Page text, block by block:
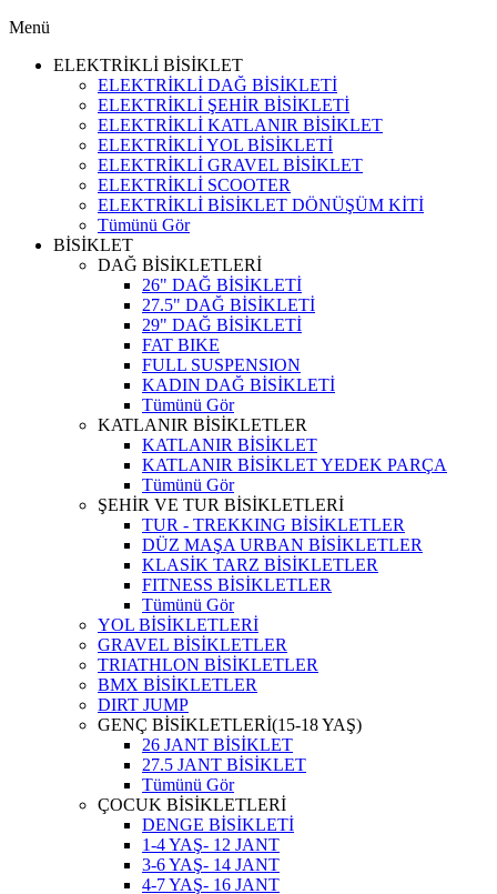
Menü
ELEKTRİKLİ BİSİKLET
ELEKTRİKLİ DAĞ BİSİKLETİ
ELEKTRİKLİ ŞEHİR BİSİKLETİ
ELEKTRİKLİ KATLANIR BİSİKLET
ELEKTRİKLİ YOL BİSİKLETİ
ELEKTRİKLİ GRAVEL BİSİKLET
ELEKTRİKLİ SCOOTER
ELEKTRİKLİ BİSİKLET DÖNÜŞÜM KİTİ
Tümünü Gör
BİSİKLET
DAĞ BİSİKLETLERİ
26" DAĞ BİSİKLETİ
27.5" DAĞ BİSİKLETİ
29" DAĞ BİSİKLETİ
FAT BIKE
FULL SUSPENSION
KADIN DAĞ BİSİKLETİ
Tümünü Gör
KATLANIR BİSİKLETLER
KATLANIR BİSİKLET
KATLANIR BİSİKLET YEDEK PARÇA
Tümünü Gör
ŞEHİR VE TUR BİSİKLETLERİ
TUR - TREKKING BİSİKLETLER
DÜZ MAŞA URBAN BİSİKLETLER
KLASİK TARZ BİSİKLETLER
FITNESS BİSİKLETLER
Tümünü Gör
YOL BİSİKLETLERİ
GRAVEL BİSİKLETLER
TRIATHLON BİSİKLETLER
BMX BİSİKLETLER
DIRT JUMP
GENÇ BİSİKLETLERİ(15-18 YAŞ)
26 JANT BİSİKLET
27.5 JANT BİSİKLET
Tümünü Gör
ÇOCUK BİSİKLETLERİ
DENGE BİSİKLETİ
1-4 YAŞ- 12 JANT
3-6 YAŞ- 14 JANT
4-7 YAŞ- 16 JANT